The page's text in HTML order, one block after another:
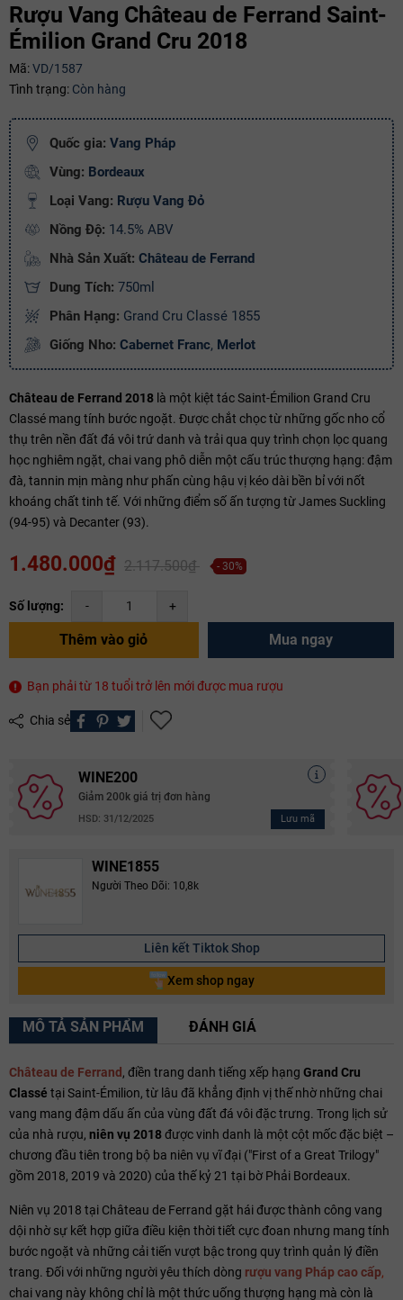
Rượu Vang Château de Ferrand Saint-
Émilion Grand Cru 2018
Mã:VD/1587
Tình trạng: Còn hàng
Quốc gia: Vang Pháp
Vùng: Bordeaux
Loại Vang: Rượu Vang Đỏ
Nồng Độ: 14.5% ABV
Nhà Sản Xuất: Château de Ferrand
Dung Tích: 750ml
Phân Hạng: Grand Cru Classé 1855
Giống Nho: Cabernet Franc, Merlot
Château de Ferrand 2018 là một kiệt tác Saint-Émilion Grand Cru
Classé mang tính bước ngoặt. Được chắt chọc từ những gốc nho cổ
thụ trên nền đất đá vôi trứ danh và trải qua quy trình chọn lọc quang
học nghiêm ngặt, chai vang phô diễn một cấu trúc thượng hạng: đậm
đà, tannin mịn màng như phấn cùng hậu vị kéo dài bền bỉ với nốt
khoáng chất tinh tế. Với những điểm số ấn tượng từ James Suckling
(94-95) và Decanter (93).
1.480.000₫ 2.117.500₫ - 30%
Số lượng: - +
Thêm vào giỏ Mua ngay
Bạn phải từ 18 tuổi trở lên mới được mua rượu
Chia sẻ
WINE200
Giảm 200k giá trị đơn hàng
HSD: 31/12/2025 Lưu mã
Mã giảm giá:
Ngày hết hạn:
Điều kiện:
Copy mã và nhập mã ở trangTHANH TOÁN
WINE1855
Người Theo Dõi: 10,8k
Liên kết Tiktok Shop
Xem shop ngay
MÔ TẢ SẢN PHẨM ĐÁNH GIÁ
Château de Ferrand , điền trang danh tiếng xếp hạng Grand Cru
Classé tại Saint-Émilion, từ lâu đã khẳng định vị thế nhờ những chai
vang mang đậm dấu ấn của vùng đất đá vôi đặc trưng. Trong lịch sử
của nhà rượu, niên vụ 2018được vinh danh là một cột mốc đặc biệt –
chương đầu tiên trong bộ ba niên vụ vĩ đại ("First of a Great Trilogy"
gồm 2018, 2019 và 2020) của thế kỷ 21 tại bờ Phải Bordeaux.
Niên vụ 2018 tại Château de Ferrand gặt hái được thành công vang
dội nhờ sự kết hợp giữa điều kiện thời tiết cực đoan nhưng mang tính
bước ngoặt và những cải tiến vượt bậc trong quy trình quản lý điền
trang. Đối với những người yêu thích dòng rượu vang Pháp cao cấp,
chai vang này không chỉ là một thức uống thượng hạng mà còn là